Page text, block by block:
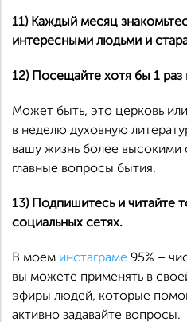
11) Каждый месяц
интересными людьми и
12) Посещайте хотя бы 1
Может быть, это церковь
в неделю духовную
вашу жизнь более высокими
главные вопросы бытия.
13) Подпишитесь и читайте
социальных сетях.
В моем инстаграме 95% –
вы можете применять в
эфиры людей, которые
активно задавайте вопросы.